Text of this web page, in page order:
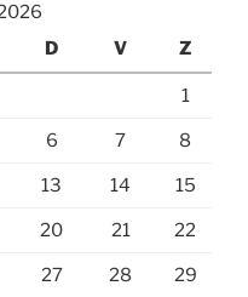
D V Z
1
6 7 8
13 14 15
20 21 22
27 28 29